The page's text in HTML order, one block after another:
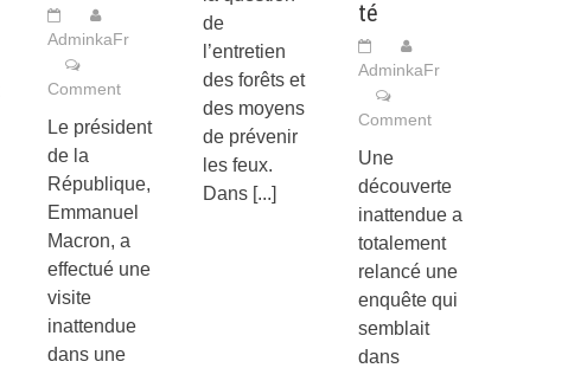
AdminkaFr
Comment
Le président
de la
République,
Emmanuel
Macron, a
effectué une
visite
inattendue
dans une
de
l’entretien
des forêts et
des moyens
de prévenir
les feux.
Dans [...]
té
AdminkaFr
Comment
Une
découverte
inattendue a
totalement
relancé une
enquête qui
semblait
dans